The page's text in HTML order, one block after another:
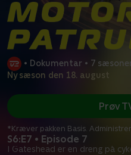
• Dokumentar • 7
Ny sæson den 18. august
S6:E7 • Episode 7
I Gateshead er en dreng på
Prøv
*Kræver pakken Basis.